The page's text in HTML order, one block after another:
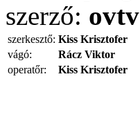
szerző: ovtv
szerkesztő: Kiss Krisztofer
vágó:
Rácz Viktor
operatőr:
Kiss Krisztofer